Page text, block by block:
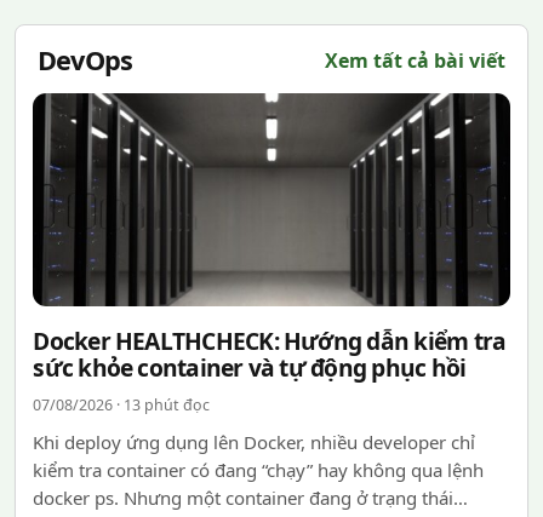
DevOps Xem tất cả bài viết
Docker HEALTHCHECK: Hướng dẫn kiểm tra
sức khỏe container và tự động phục hồi
07/08/2026 · 13 phút đọc
Khi deploy ứng dụng lên Docker, nhiều developer chỉ
kiểm tra container có đang “chạy” hay không qua lệnh
docker ps. Nhưng một container đang ở trạng thái…